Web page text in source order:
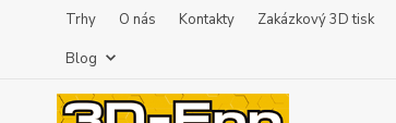
Trhy O nás Kontakty Zakázkový 3D tisk
Blog